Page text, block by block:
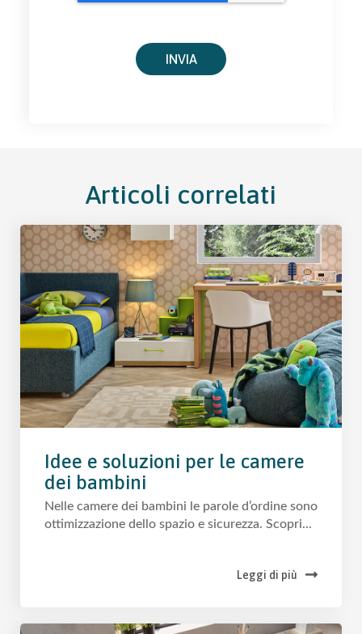
Articoli correlati
Idee e soluzioni per le camere
dei bambini
Nelle camere dei bambini le parole d’ordine sono
ottimizzazione dello spazio e sicurezza. Scopri...
Leggi di più